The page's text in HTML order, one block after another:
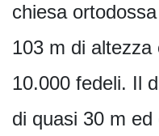
chiesa
103 m di
10.000 fedeli. Il
di quasi 30 m